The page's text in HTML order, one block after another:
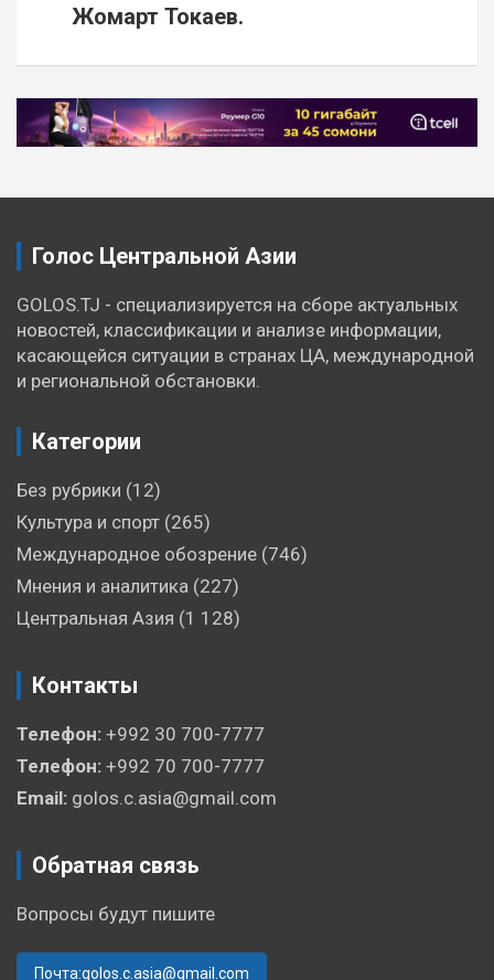
Жомарт Токаев.
Навигация
по
Голос Центральной Азии
GOLOS.TJ - специализируется на сборе актуальных
новостей, классификации и анализе информации,
касающейся ситуации в странах ЦА, международной
и региональной обстановки.
Категории
Без рубрики (12)
Культура и спорт (265)
Международное обозрение (746)
Мнения и аналитика (227)
Центральная Азия (1 128)
Контакты
Телефон: +992 30 700-7777
Телефон: +992 70 700-7777
Email: golos.c.asia@gmail.com
Обратная связь
Вопросы будут пишите
Почта:golos.c.asia@gmail.com